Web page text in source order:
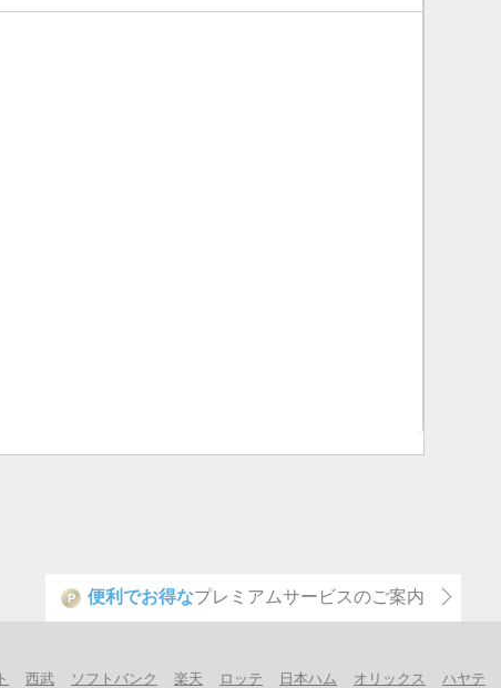
P 便利でお得なプレミアムサービスのご案内
西武 ソフトバンク 楽天 ロッテ 日本ハム オリックス ハヤテ